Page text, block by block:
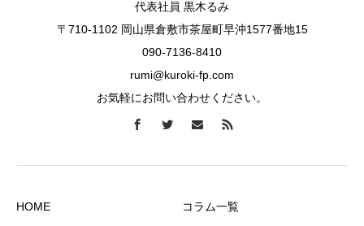
代表社員 黒木るみ
〒710-1102 岡山県倉敷市茶屋町早沖1577番地15
090-7136-8410
rumi@kuroki-fp.com
お気軽にお問い合わせください。
HOME コラム一覧